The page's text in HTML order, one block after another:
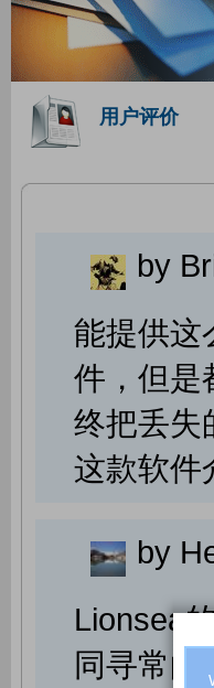
用户评价
by
能提供这
件，但是
终把丢失
这款软件
by
Lionsea
同寻常